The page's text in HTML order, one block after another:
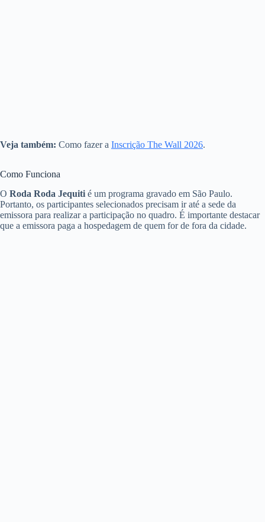
Veja também: Como fazer a Inscrição The Wall 2026.
Como Funciona
O Roda Roda Jequiti é um programa gravado em São Paulo.
Portanto, os participantes selecionados precisam ir até a sede da
emissora para realizar a participação no quadro. É importante destacar
que a emissora paga a hospedagem de quem for de fora da cidade.